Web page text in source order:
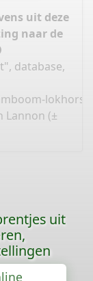
uit deze
naar de
database,
Lannon (±
uit